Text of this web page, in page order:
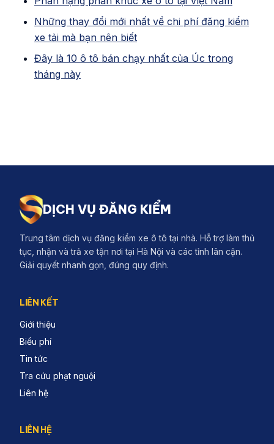
Những thay đổi mới nhất về chi phí đăng kiểm
xe tải mà bạn nên biết
Đây là 10 ô tô bán chạy nhất của Úc trong
tháng này
DỊCH VỤ ĐĂNG KIỂM
Trung tâm dịch vụ đăng kiểm xe ô tô tại nhà. Hỗ trợ làm thủ
tục, nhận và trả xe tận nơi tại Hà Nội và các tỉnh lân cận.
Giải quyết nhanh gọn, đúng quy định.
LIÊN KẾT
Giới thiệu
Biểu phí
Tin tức
Tra cứu phạt nguội
Liên hệ
LIÊN HỆ